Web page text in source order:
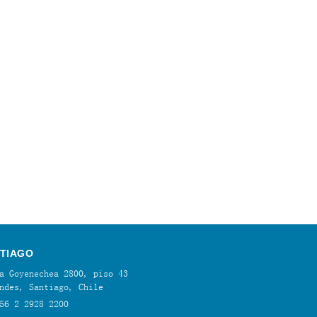
Goyenechea 2800, piso 43
Santiago, Chile
2 2928 2200